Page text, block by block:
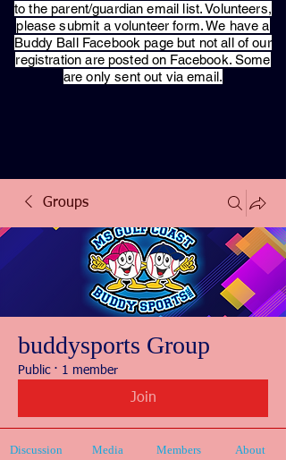
to the parent/guardian email list. Volunteers,
please submit a volunteer form. We have a
Buddy Ball Facebook page but not all of our
registration are posted on Facebook. Some
are only sent out via email.
Groups
buddysports Group
Public · 1 member
Join
Discussion Media Members About